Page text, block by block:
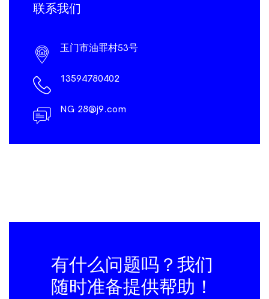
联系我们
玉门市油罪村53号
13594780402
NG·28@j9.com
有什么问题吗？我们
随时准备提供帮助！